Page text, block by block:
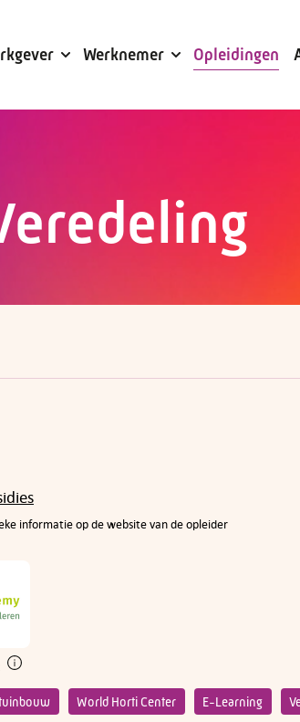
Werknemer Opleidingen
informatie op de website van de opleider
World Horti Center E-Learning